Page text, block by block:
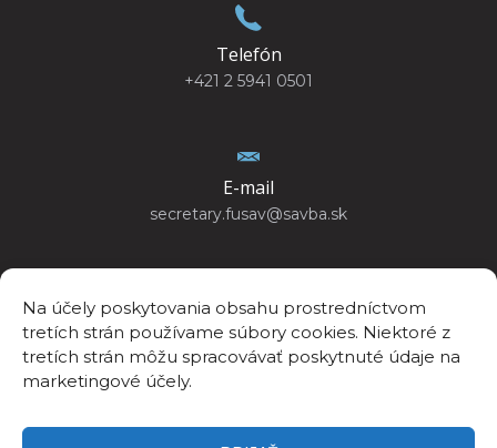
Na účely poskytovania obsahu prostredníctvom
tretích strán používame súbory cookies. Niektoré z
tretích strán môžu spracovávať poskytnuté údaje na
marketingové účely.
Telefón
+421 2 5941 0501
E-mail
secretary.fusav@savba.sk
GPS poloha
48°10’4.440”N
17°04’14.447”E